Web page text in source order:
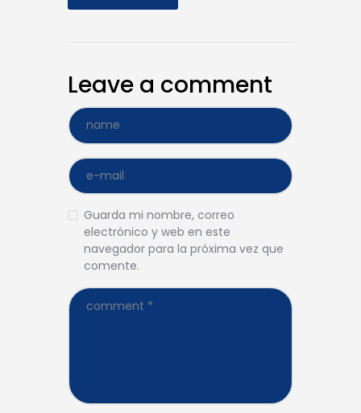
Leave a comment
Guarda mi nombre, correo
electrónico y web en este
navegador para la próxima vez que
comente.